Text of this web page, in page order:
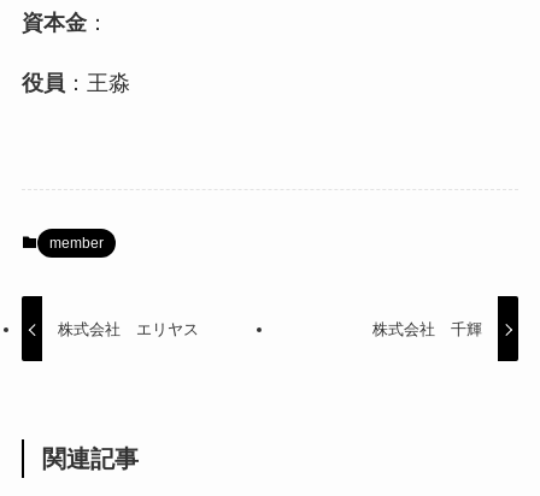
資本金：
役員 ： 王淼
member
株式会社 エリヤス 株式会社 千輝
関連記事